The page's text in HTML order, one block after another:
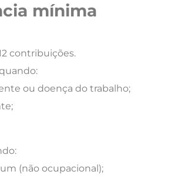
mínima
contribuições.
ou doença do trabalho;
(não ocupacional);